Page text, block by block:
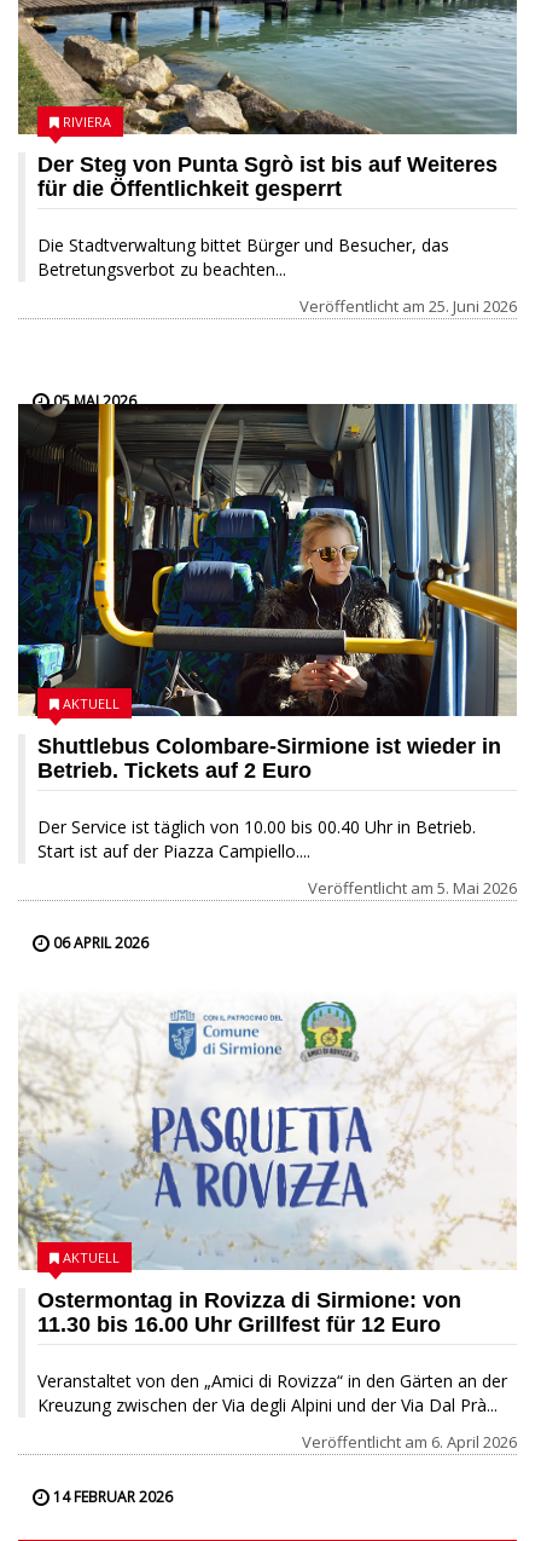
Der Steg von Punta Sgrò ist bis auf Weiteres
für die Öffentlichkeit gesperrt
Die Stadtverwaltung bittet Bürger und Besucher, das
Betretungsverbot zu beachten...
RIVIERA
Veröffentlicht am 25. Juni 2026
05 MAI 2026
Shuttlebus Colombare-Sirmione ist wieder in
Betrieb. Tickets auf 2 Euro
Der Service ist täglich von 10.00 bis 00.40 Uhr in Betrieb.
Start ist auf der Piazza Campiello....
AKTUELL
Veröffentlicht am 5. Mai 2026
06 APRIL 2026
Ostermontag in Rovizza di Sirmione: von
11.30 bis 16.00 Uhr Grillfest für 12 Euro
Veranstaltet von den „Amici di Rovizza“ in den Gärten an der
Kreuzung zwischen der Via degli Alpini und der Via Dal Prà...
AKTUELL
Veröffentlicht am 6. April 2026
14 FEBRUAR 2026